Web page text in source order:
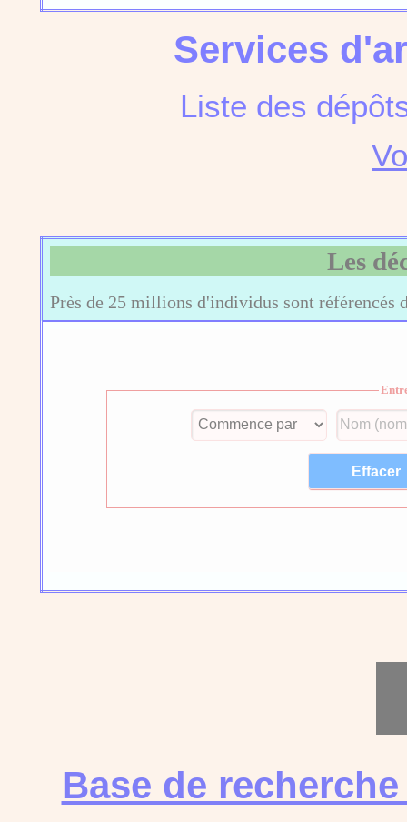
Services
Liste des
Les
Près de 25 millions d'individus sont référencés
-
Base de